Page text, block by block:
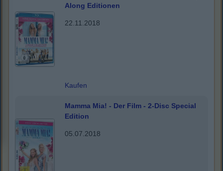
Along Editionen
22.11.2018
Kaufen
Mamma Mia! - Der Film - 2-Disc Special
Edition
05.07.2018